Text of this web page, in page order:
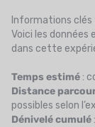
Informations clés
Voici les
dans cette
Temps estimé :
Distance
possibles selon
Dénivelé cumulé